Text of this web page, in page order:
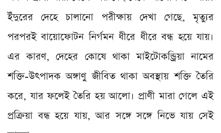
ইঁদুরের দেহে চালানো পরীক্ষায় দেখা গেছে, মৃত্যুর
পরপরই বায়োফোটন নির্গমন ধীরে ধীরে বন্ধ হয়ে যায়।
এর কারণ, দেহের কোষে থাকা মাইটোকন্ড্রিয়া নামের
শক্তি-উৎপাদক অঙ্গাণু জীবিত থাকা অবস্থায় শক্তি তৈরি
করে, যার ফলেই তৈরি হয় আলো। প্রাণী মারা গেলে এই
প্রক্রিয়া বন্ধ হয়ে যায়, আর সঙ্গে সঙ্গে নিভে যায় সেই